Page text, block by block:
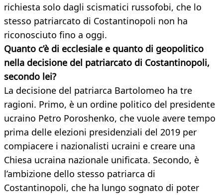
richiesta solo dagli scismatici russofobi, che lo
stesso patriarcato di Costantinopoli non ha
riconosciuto fino a oggi.
Quanto c’è di ecclesiale e quanto di geopolitico
nella decisione del patriarcato di Costantinopoli,
secondo lei?
La decisione del patriarca Bartolomeo ha tre
ragioni. Primo, è un ordine politico del presidente
ucraino Petro Poroshenko, che vuole avere tempo
prima delle elezioni presidenziali del 2019 per
compiacere i nazionalisti ucraini e creare una
Chiesa ucraina nazionale unificata. Secondo, è
l’ambizione dello stesso patriarca di
Costantinopoli, che ha lungo sognato di poter